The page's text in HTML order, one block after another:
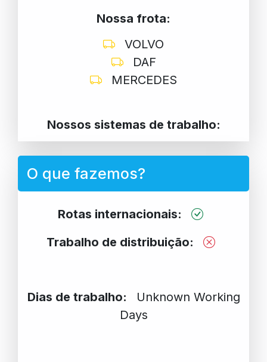
Nossa frota:
VOLVO
DAF
MERCEDES
Nossos sistemas de trabalho:
O que fazemos?
Rotas internacionais:
Trabalho de distribuição:
Dias de trabalho:
Unknown Working
Days